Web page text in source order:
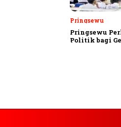
Pringsewu
Pringsewu
Politik bagi